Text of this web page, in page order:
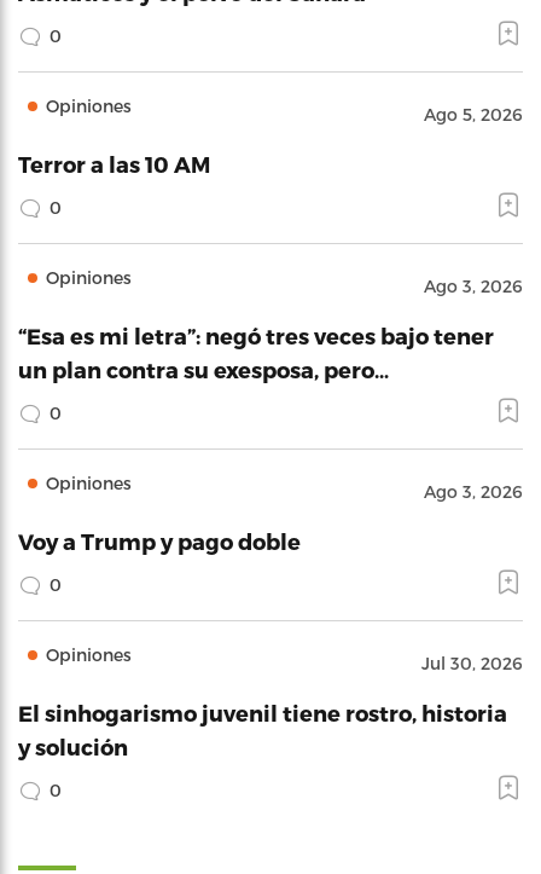
0
Opiniones Ago 5, 2026
Terror a las 10 AM
0
Opiniones Ago 3, 2026
“Esa es mi letra”: negó tres veces bajo tener
un plan contra su exesposa, pero…
0
Opiniones Ago 3, 2026
Voy a Trump y pago doble
0
Opiniones Jul 30, 2026
El sinhogarismo juvenil tiene rostro, historia
y solución
0